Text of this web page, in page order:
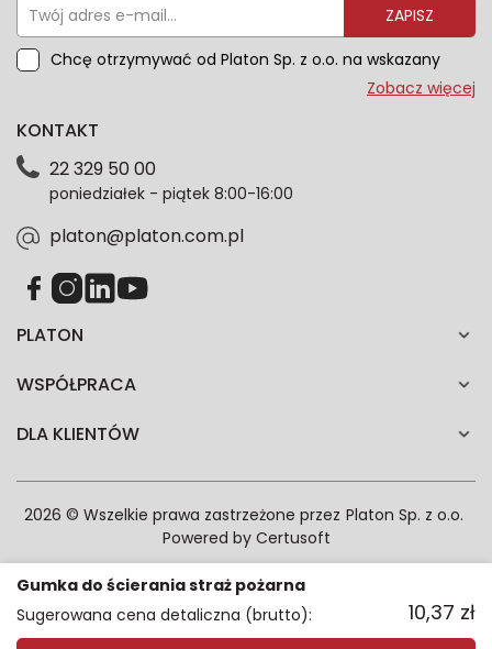
Gumka do ścierania straż pożarna
Sugerowana cena detaliczna (brutto):
10,37 zł
ZAPISZ
Chcę otrzymywać od Platon Sp. z o.o. na wskazany
przeze mnie adres e-mail informacje marketingowe
dotyczące danych osobowych znajdziesz w naszej
każdym czasie. Wycofanie zgody nie wpłynie na
zgodność z prawem przetwarzania dokonanego przed
Zobacz więcej
PLATON
WSPÓŁPRACA
DLA KLIENTÓW
KONTAKT
22 329 50 00
poniedziałek - piątek 8:00-16:00
platon@platon.com.pl
2026 © Wszelkie prawa zastrzeżone przez Platon Sp. z o.o.
Powered by Certusoft